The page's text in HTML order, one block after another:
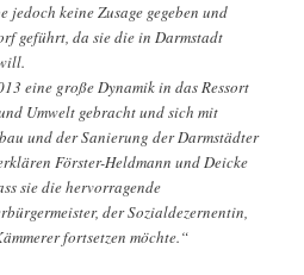
keine Zusage gegeben und
geführt, da sie die in Darmstadt
eine große Dynamik in das Ressort
Umwelt gebracht und sich mit
und der Sanierung der Darmstädter
Förster-Heldmann und Deicke
sie die hervorragende
der Sozialdezernentin,
fortsetzen möchte.“